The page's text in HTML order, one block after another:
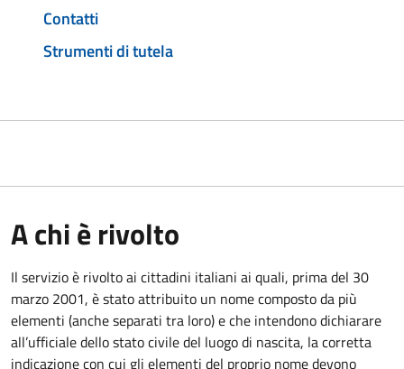
Contatti
Strumenti di tutela
A chi è rivolto
Il servizio è rivolto ai cittadini italiani ai quali, prima del 30
marzo 2001, è stato attribuito un nome composto da più
elementi (anche separati tra loro) e che intendono dichiarare
all’ufficiale dello stato civile del luogo di nascita, la corretta
indicazione con cui gli elementi del proprio nome devono